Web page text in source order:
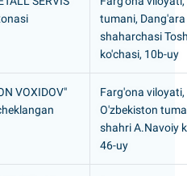
tumani, Dang'ara
shaharchasi
ko'chasi, 10b-uy
VOXIDOV"
Farg'ona viloyati,
O'zbekiston
shahri A.Navoiy
46-uy